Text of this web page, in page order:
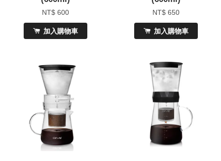
NT$ 600
加入購物車
NT$ 650
加入購物車